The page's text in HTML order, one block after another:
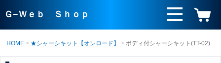
Ｇ−Ｗｅｂ Ｓｈｏｐ
HOME ★シャーシキット【オンロード】 ボディ付シャーシキット(TT-02)